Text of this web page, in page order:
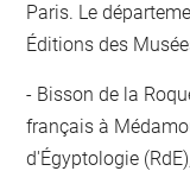
Paris. Le
Éditions des
Bisson de la
français à
d'Égyptologie